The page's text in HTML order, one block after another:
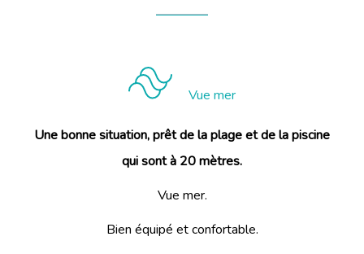
Vue mer
Une bonne situation, prêt de la plage et de la piscine
qui sont à 20 mètres.
Vue mer.
Bien équipé et confortable.